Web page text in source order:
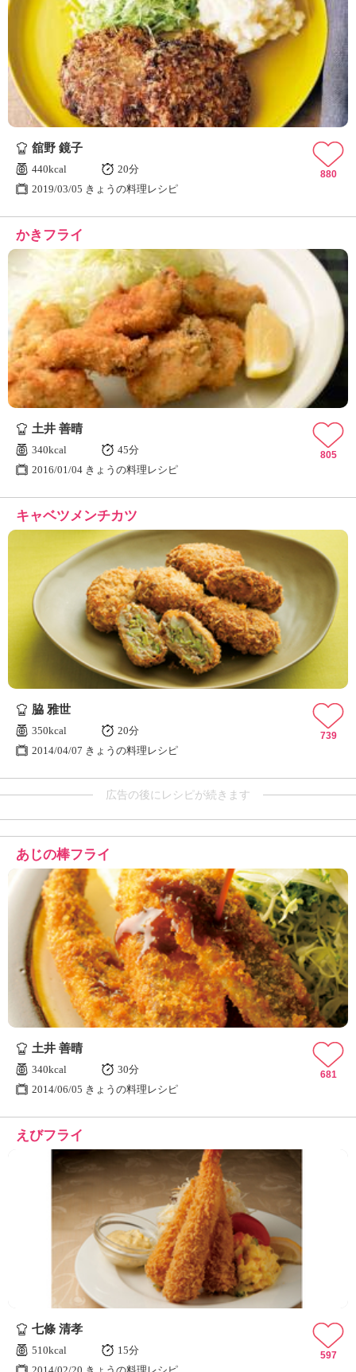
舘野 鏡子
440kcal
20分
2019/03/05 きょうの料理レシピ
880
かきフライ
土井 善晴
340kcal
45分
2016/01/04 きょうの料理レシピ
805
キャベツメンチカツ
脇 雅世
350kcal
20分
2014/04/07 きょうの料理レシピ
739
広告の後にレシピが続きます
あじの棒フライ
土井 善晴
340kcal
30分
2014/06/05 きょうの料理レシピ
681
えびフライ
七條 清孝
510kcal
15分
597